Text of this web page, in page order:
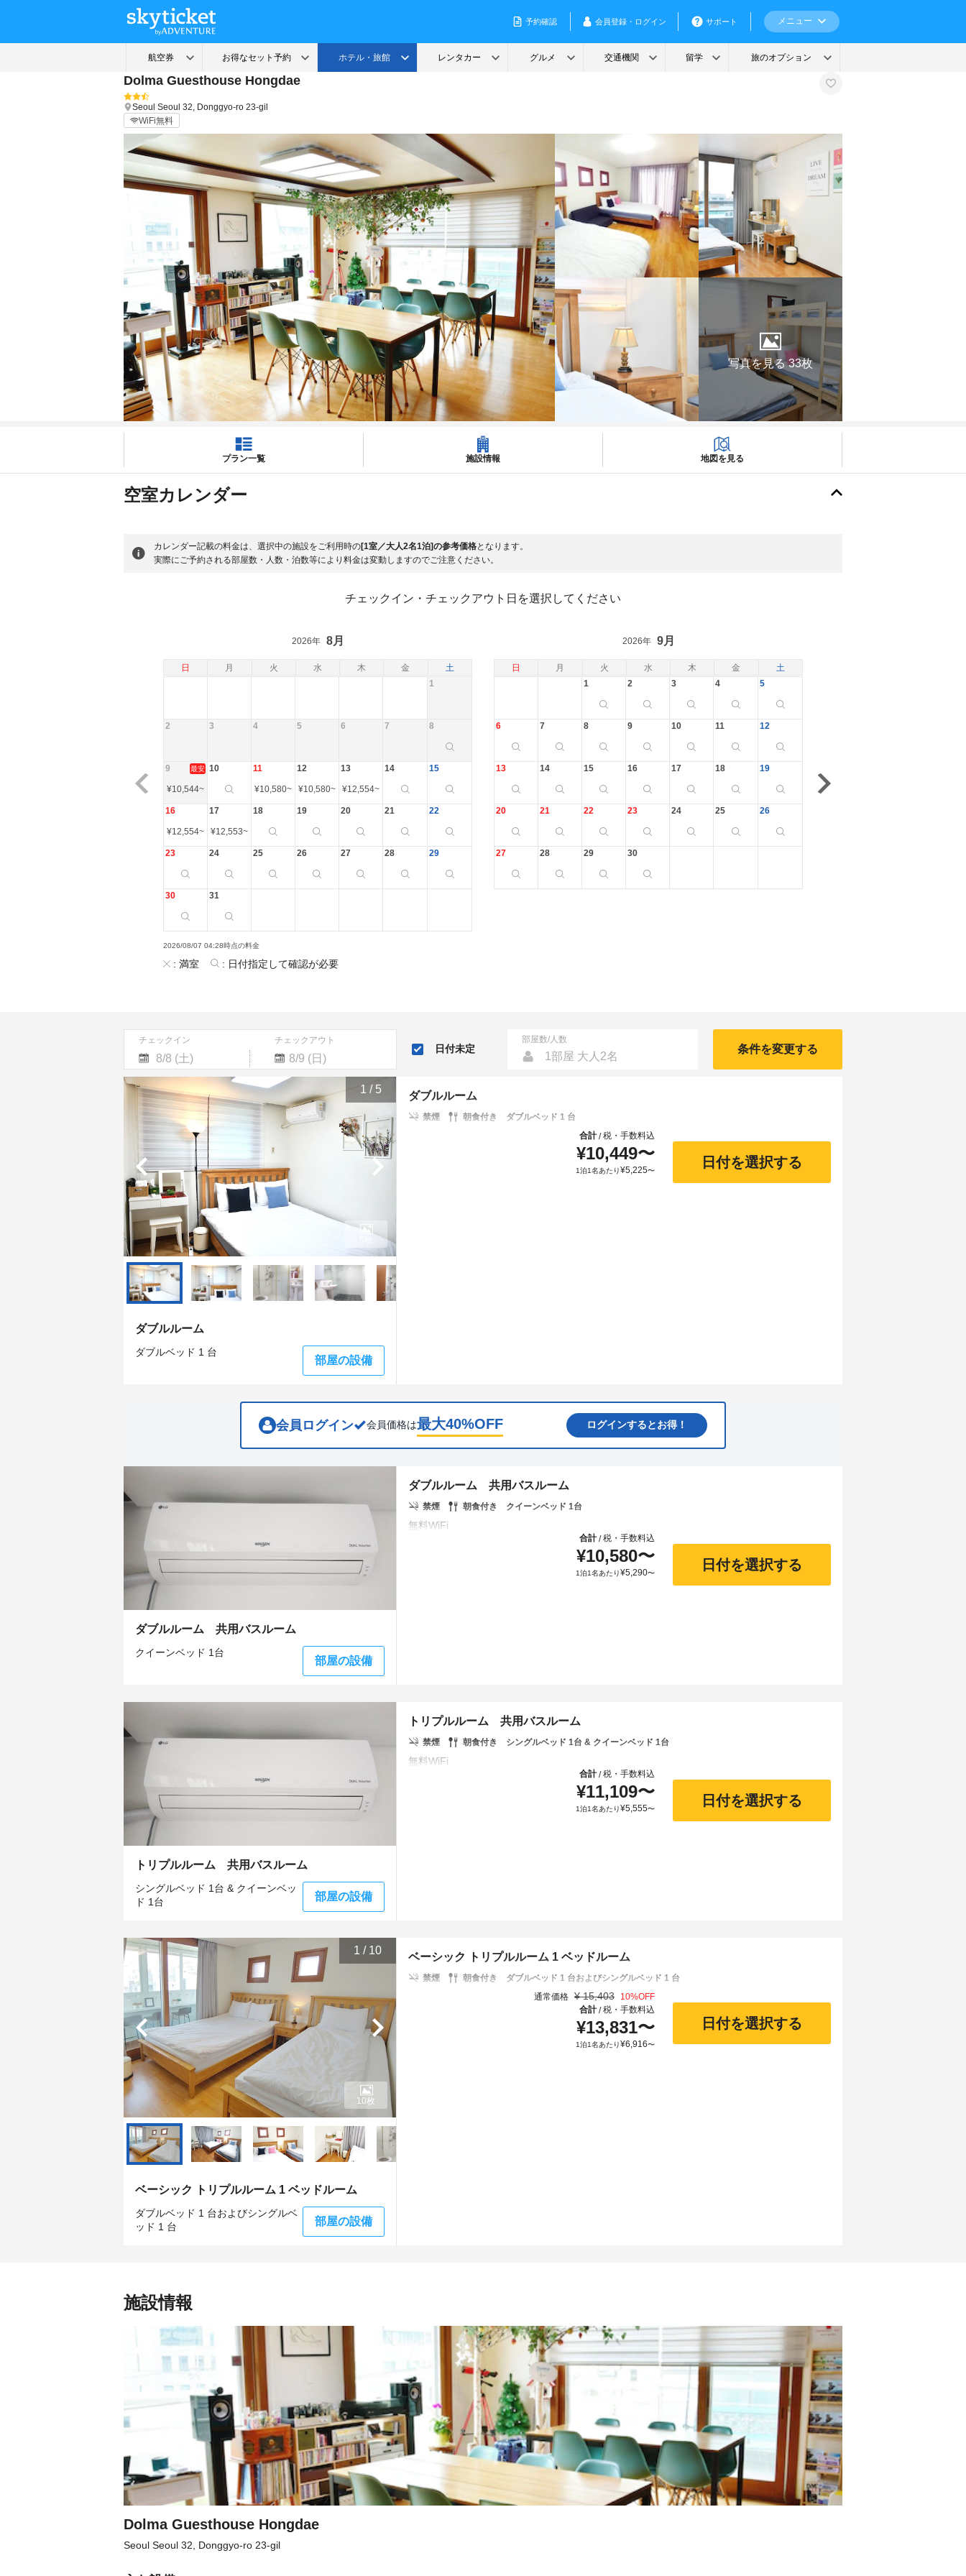
Dolma Guesthouse Hongdae
Seoul Seoul 32, Donggyo-ro 23-gil
WiFi無料
写真を見る 33枚
プラン一覧 施設情報 地図を見る
空室カレンダー
カレンダー記載の料金は、選択中の施設をご利用時の[1室／大人2名1泊]の参考価格となります。
実際にご予約される部屋数・人数・泊数等により料金は変動しますのでご注意ください。
チェックイン・チェックアウト日を選択してください
日 月 火 水 木 金 土 日 月 火 水 木 金 土
2026年 8月
1
2 3 4 5 6 7 8
9 最安
¥10,544~
10 11
¥10,580~
12
¥10,580~
13
¥12,554~
14 15
16
¥12,554~
17
¥12,553~
18 19 20 21 22
23 24 25 26 27 28 29
30 31
2026年 9月
1 2 3 4 5
6 7 8 9 10 11 12
13 14 15 16 17 18 19
20 21 22 23 24 25 26
27 28 29 30
2026/08/07 04:28時点の料金
: 満室 : 日付指定して確認が必要
チェックイン チェックアウト
Navigate
forward
to
interact
with
the
calendar
and
select
a
date.
Press
the
question
mark
key
to
get
the
shortcuts
for
changing
Navigate
backward
interact
with
calendar
select
a
date.
key
to
changing
日付未定
部屋数/人数
1部屋 大人2名
条件を変更する
1 / 5
ダブルルーム
ダブルベッド 1 台
部屋の設備
ダブルルーム
禁煙 朝食付き
ダブルベッド 1 台
合計/税・手数料込
¥10,449〜
1泊1名あたり¥5,225〜
日付を選択する
会員ログイン 会員価格は最大40%OFF ログインするとお得！
ダブルルーム 共用バスルーム
クイーンベッド 1台
部屋の設備
ダブルルーム 共用バスルーム
禁煙 朝食付き クイーンベッド 1台
合計/税・手数料込
¥10,580〜
1泊1名あたり¥5,290〜
日付を選択する
トリプルルーム 共用バスルーム
シングルベッド 1台 & クイーンベッ
ド 1台
部屋の設備
トリプルルーム 共用バスルーム
禁煙 朝食付き シングルベッド 1台 & クイーンベッド 1台
合計/税・手数料込
¥11,109〜
1泊1名あたり¥5,555〜
日付を選択する
1 / 10
ベーシック トリプルルーム 1 ベッドルーム
ダブルベッド 1 台およびシングルベ
ッド 1 台
部屋の設備
10枚
ベーシック トリプルルーム 1 ベッドルーム
禁煙 朝食付き
ダブルベッド 1 台およびシングルベッド 1 台
通常価格 ¥ 15,403 10%OFF
合計/税・手数料込
¥13,831〜
1泊1名あたり¥6,916〜
日付を選択する
施設情報
Dolma Guesthouse Hongdae
Seoul Seoul 32, Donggyo-ro 23-gil